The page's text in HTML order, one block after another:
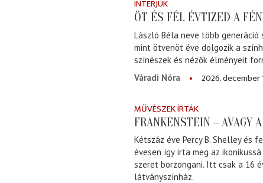
INTERJÚK
ÖT ÉS FÉL ÉVTIZED A
László Béla neve több
mint ötvenöt éve dolgozik a
színészek és nézők élményeit
Váradi Nóra
2026. december
MŰVÉSZEK ÍRTÁK
FRANKENSTEIN – AVAGY
Kétszáz éve Percy B. Shelley és
évesen így írta meg az
szeret borzongani. Itt csak a 16
látványszínház.